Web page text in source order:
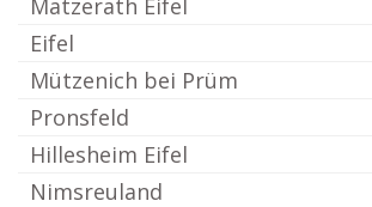
Matzerath Eifel
Eifel
Mützenich bei Prüm
Pronsfeld
Hillesheim Eifel
Nimsreuland